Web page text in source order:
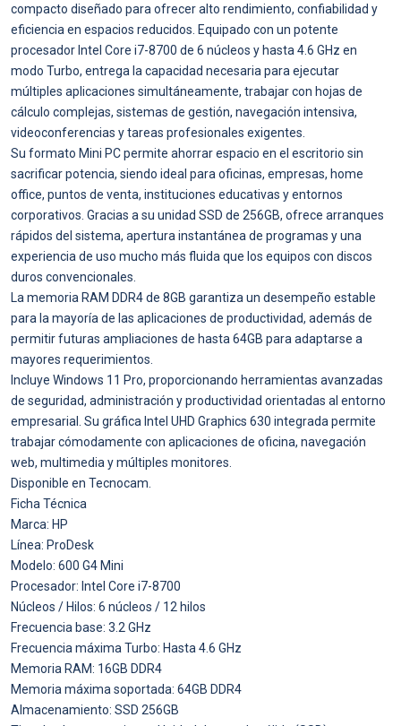
compacto diseñado para ofrecer alto rendimiento, confiabilidad y
eficiencia en espacios reducidos. Equipado con un potente
procesador Intel Core i7-8700 de 6 núcleos y hasta 4.6 GHz en
modo Turbo, entrega la capacidad necesaria para ejecutar
múltiples aplicaciones simultáneamente, trabajar con hojas de
cálculo complejas, sistemas de gestión, navegación intensiva,
videoconferencias y tareas profesionales exigentes.
Su formato Mini PC permite ahorrar espacio en el escritorio sin
sacrificar potencia, siendo ideal para oficinas, empresas, home
office, puntos de venta, instituciones educativas y entornos
corporativos. Gracias a su unidad SSD de 256GB, ofrece arranques
rápidos del sistema, apertura instantánea de programas y una
experiencia de uso mucho más fluida que los equipos con discos
duros convencionales.
La memoria RAM DDR4 de 8GB garantiza un desempeño estable
para la mayoría de las aplicaciones de productividad, además de
permitir futuras ampliaciones de hasta 64GB para adaptarse a
mayores requerimientos.
Incluye Windows 11 Pro, proporcionando herramientas avanzadas
de seguridad, administración y productividad orientadas al entorno
empresarial. Su gráfica Intel UHD Graphics 630 integrada permite
trabajar cómodamente con aplicaciones de oficina, navegación
web, multimedia y múltiples monitores.
Disponible en Tecnocam.
Ficha Técnica
Marca: HP
Línea: ProDesk
Modelo: 600 G4 Mini
Procesador: Intel Core i7-8700
Núcleos / Hilos: 6 núcleos / 12 hilos
Frecuencia base: 3.2 GHz
Frecuencia máxima Turbo: Hasta 4.6 GHz
Memoria RAM: 16GB DDR4
Memoria máxima soportada: 64GB DDR4
Almacenamiento: SSD 256GB